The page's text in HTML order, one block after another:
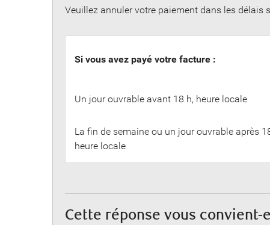
Veuillez annuler votre paiement dans les délais
Si vous avez payé votre facture :
Un jour ouvrable avant 18 h, heure locale
La fin de semaine ou un jour ouvrable après
heure locale
Cette réponse vous convient-